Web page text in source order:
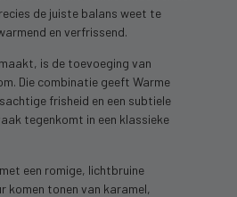
de juiste balans weet te
en verfrissend.
is de toevoeging van
Die combinatie geeft Warme
frisheid en een subtiele
tegenkomt in een klassieke
een romige, lichtbruine
komen tonen van karamel,